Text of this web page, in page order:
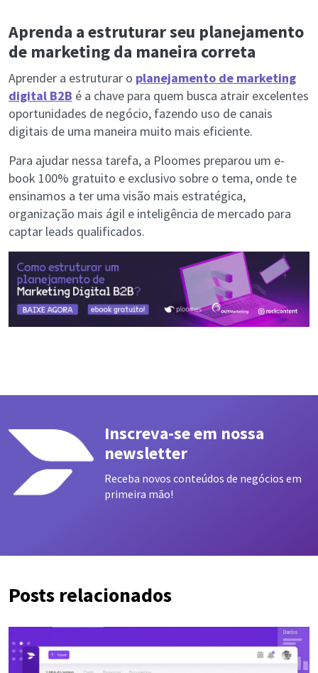
Aprenda a estruturar seu planejamento
de marketing da maneira correta
Aprender a estruturar o planejamento de marketing
digital B2B é a chave para quem busca atrair excelentes
oportunidades de negócio, fazendo uso de canais
digitais de uma maneira muito mais eficiente.
Para ajudar nessa tarefa, a Ploomes preparou um e-
book 100% gratuito e exclusivo sobre o tema, onde te
ensinamos a ter uma visão mais estratégica,
organização mais ágil e inteligência de mercado para
captar leads qualificados.
Inscreva-se em nossa
newsletter
Receba novos conteúdos de negócios em
primeira mão!
Posts relacionados